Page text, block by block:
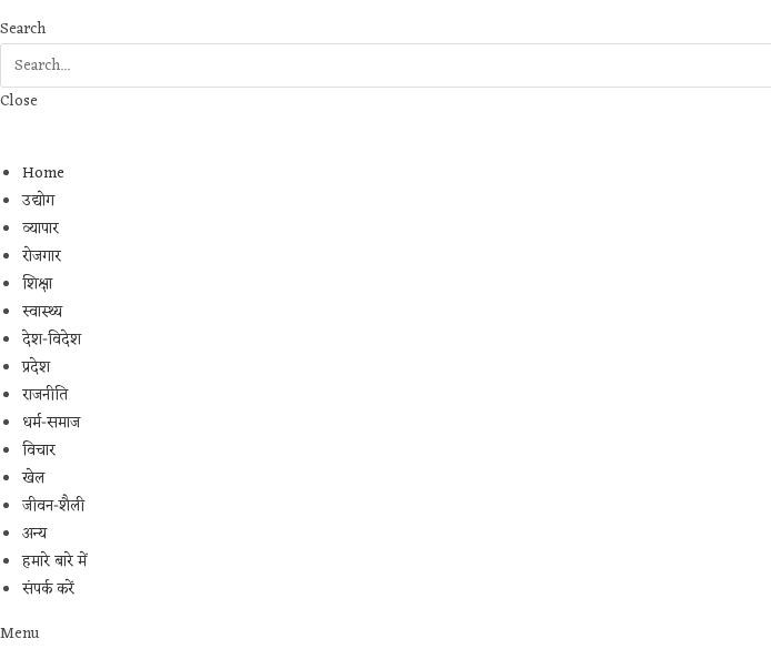
Search
Close
Home
उद्योग
व्यापार
रोजगार
शिक्षा
स्वास्थ्य
देश-विदेश
प्रदेश
राजनीति
धर्म-समाज
विचार
खेल
जीवन-शैली
अन्य
हमारे बारे में
संपर्क करें
Menu